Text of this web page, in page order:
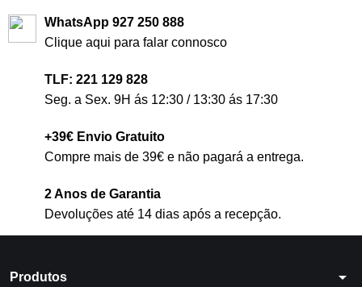
WhatsApp 927 250 888
Clique aqui para falar connosco
TLF: 221 129 828
Seg. a Sex. 9H ás 12:30 / 13:30 ás 17:30
+39€ Envio Gratuito
Compre mais de 39€ e não pagará a entrega.
2 Anos de Garantia
Devoluções até 14 dias após a recepção.
Produtos arrow_drop_down